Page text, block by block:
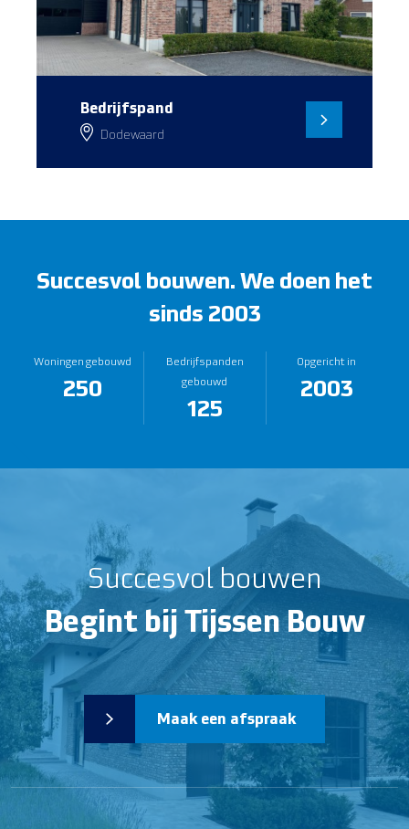
Bedrijfspand
Dodewaard
Succesvol bouwen.We doen het
sinds 2003
Woningen gebouwd
250
Bedrijfspanden
gebouwd
125
Opgericht in
2003
Succesvol bouwen
Begint bij Tijssen Bouw
Maak een afspraak